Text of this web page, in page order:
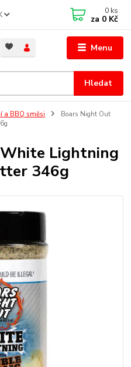
Menu
Hledat
0 ks
za 0 Kč
a BBQ směsi
Boars Night Out
Lightning
346g